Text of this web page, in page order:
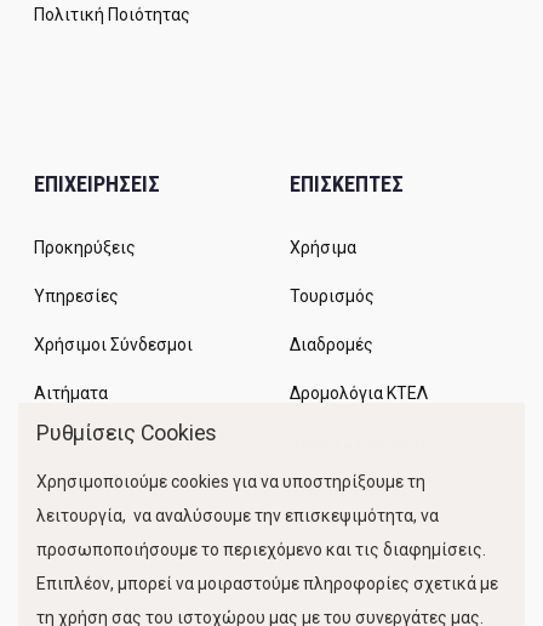
Πολιτική Ποιότητας
ΕΠΙΧΕΙΡΗΣΕΙΣ
Προκηρύξεις
Υπηρεσίες
Χρήσιμοι Σύνδεσμοι
Αιτήματα
ΕΠΙΣΚΕΠΤΕΣ
Χρήσιμα
Τουρισμός
Διαδρομές
Δρομολόγια ΚΤΕΛ
Κίνηση Λιμένος
Ρυθμίσεις Cookies
Χρησιμοποιούμε cookies για να υποστηρίξουμε τη
λειτουργία, να αναλύσουμε την επισκεψιμότητα, να
προσωποποιήσουμε το περιεχόμενο και τις διαφημίσεις.
Επιπλέον, μπορεί να μοιραστούμε πληροφορίες σχετικά με
τη χρήση σας του ιστοχώρου μας με του συνεργάτες μας.